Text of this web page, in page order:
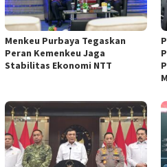
Menkeu Purbaya Tegaskan
Peran Kemenkeu Jaga
Stabilitas Ekonomi NTT